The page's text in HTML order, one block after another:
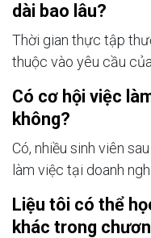
dài bao lâu?
Thời gian thực tập
thuộc vào yêu cầu
Có cơ hội việc
không?
Có, nhiều sinh viên
làm việc tại doanh
Liệu tôi có thể
khác trong